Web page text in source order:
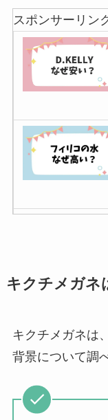
スポンサーリン
キクチメガネ
キクチメガネは
背景について調